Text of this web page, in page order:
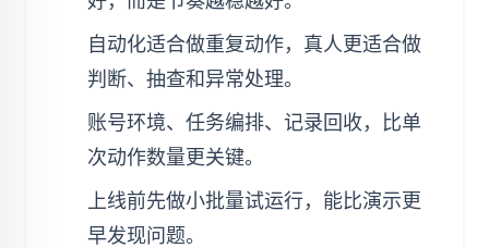
自动化适合做重复动作，真人更适合做
判断、抽查和异常处理。
账号环境、任务编排、记录回收，比单
次动作数量更关键。
上线前先做小批量试运行，能比演示更
早发现问题。